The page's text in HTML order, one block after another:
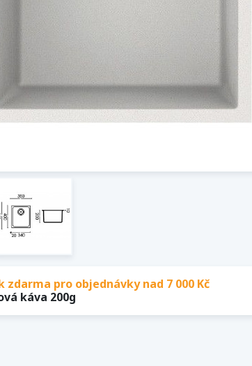
zdarma pro objednávky nad 7 000 Kč
káva 200g